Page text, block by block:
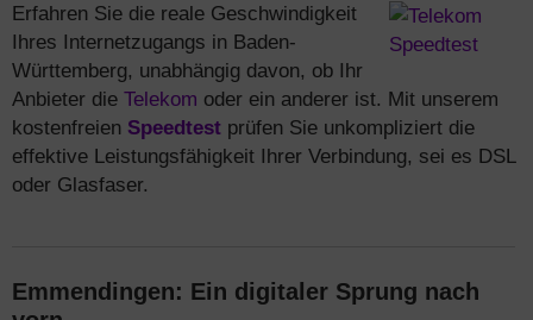
Erfahren Sie die reale Geschwindigkeit
Ihres Internetzugangs in Baden-
Württemberg, unabhängig davon, ob Ihr
Anbieter die Telekom oder ein anderer ist. Mit unserem
kostenfreien Speedtest prüfen Sie unkompliziert die
effektive Leistungsfähigkeit Ihrer Verbindung, sei es DSL
oder Glasfaser.
Emmendingen: Ein digitaler Sprung nach